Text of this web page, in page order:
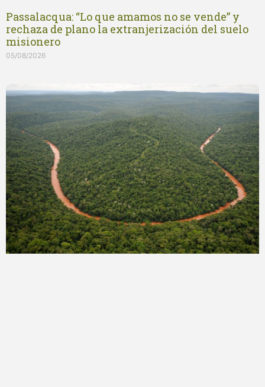
Passalacqua: “Lo que amamos no se vende” y
rechaza de plano la extranjerización del suelo
misionero
05/08/2026